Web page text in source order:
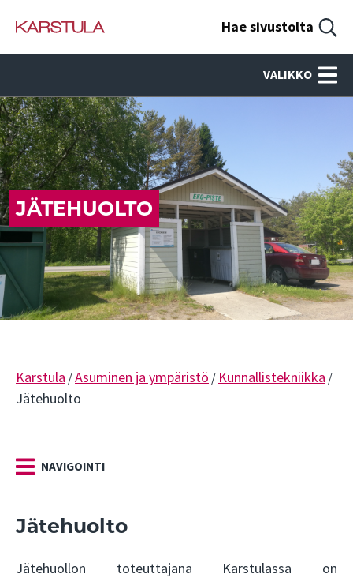
Hae sivustolta
VALIKKO
JÄTEHUOLTO
Karstula /Asuminen ja ympäristö / Kunnallistekniikka /
Jätehuolto
NAVIGOINTI
Jätehuolto
Jätehuollon toteuttajana Karstulassa on